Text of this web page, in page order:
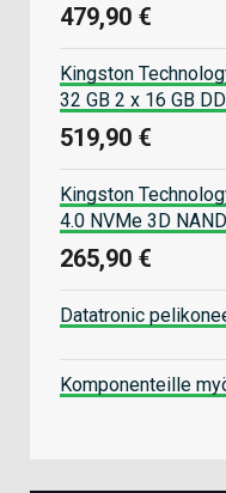
479,90 €
Kingston
32 GB 2 x 16 GB
519,90 €
Kingston
4.0 NVMe 3D NAND
265,90 €
Datatronic
Komponenteille